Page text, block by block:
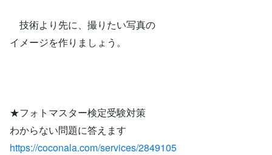
技術より先に、撮りたい写真の
イメージを作りましょう。
★フォトマスター検定受験対策
わからない問題に答えます
https://coconala.com/services/2849105